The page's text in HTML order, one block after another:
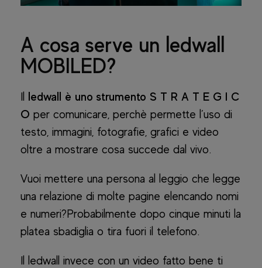
A cosa serve un ledwall
MOBILED?
Il ledwall è uno strumento S T R A T E G I C
O per comunicare, perchè permette l’uso di
testo, immagini, fotografie, grafici e video
oltre a mostrare cosa succede dal vivo.
Vuoi mettere una persona al leggio che legge
una relazione di molte pagine elencando nomi
e numeri?Probabilmente dopo cinque minuti la
platea sbadiglia o tira fuori il telefono.
Il ledwall invece con un video fatto bene ti